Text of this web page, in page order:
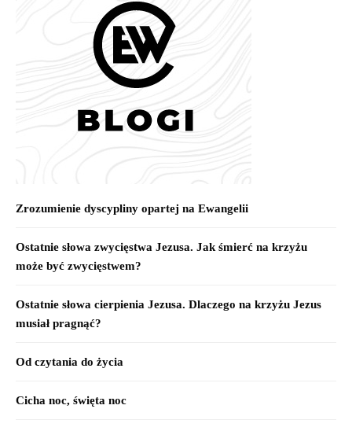
Zrozumienie dyscypliny opartej na Ewangelii
Ostatnie słowa zwycięstwa Jezusa. Jak śmierć na krzyżu
może być zwycięstwem?
Ostatnie słowa cierpienia Jezusa. Dlaczego na krzyżu Jezus
musiał pragnąć?
Od czytania do życia
Cicha noc, święta noc